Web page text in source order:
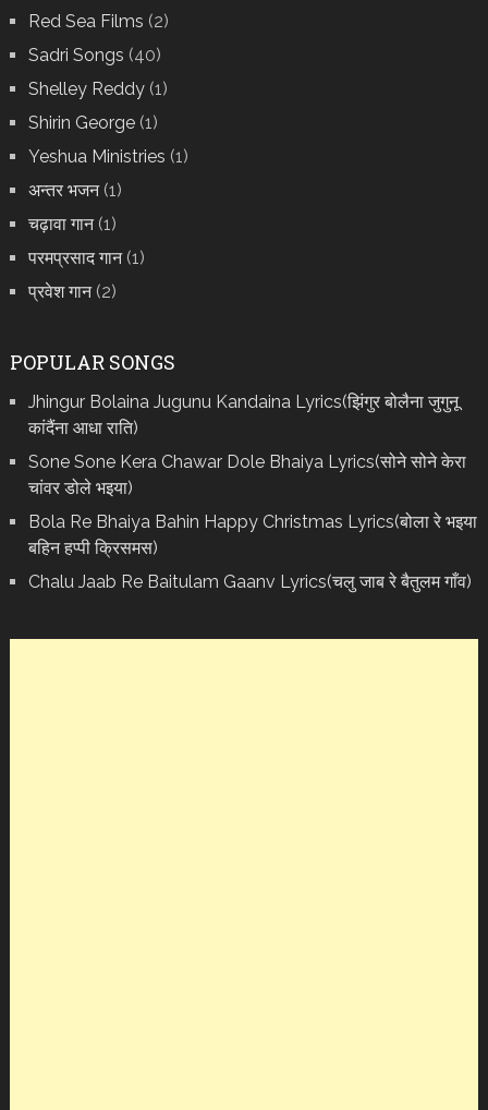
Red Sea Films (2)
Sadri Songs (40)
Shelley Reddy(1)
Shirin George(1)
Yeshua Ministries (1)
अन्तर भजन(1)
चढ़ावा गान(1)
परमप्रसाद गान(1)
प्रवेश गान(2)
POPULAR SONGS
Jhingur Bolaina Jugunu Kandaina Lyrics(झिंगुर बोलैना जुगुनू
कांदैंना आधा राति)
Sone Sone Kera Chawar Dole Bhaiya Lyrics(सोने सोने केरा
चांवर डोले भइया)
Bola Re Bh‌aiya Bahin Happy Christmas Lyrics(बोला रे भ‌इया
बहिन हप्पी क्रिसमस)
Chalu Jaab Re Baitulam Gaanv Lyrics(चलु जाब रे बैतुलम गाँव)